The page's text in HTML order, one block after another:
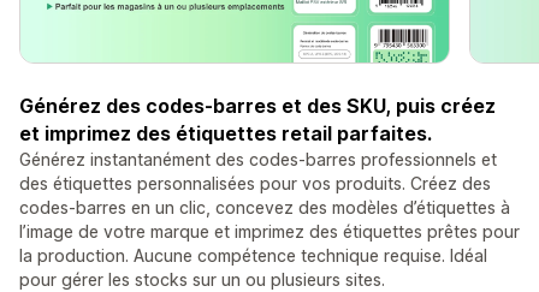
Générez des codes-barres et des SKU, puis créez
et imprimez des étiquettes retail parfaites.
Générez instantanément des codes-barres professionnels et
des étiquettes personnalisées pour vos produits. Créez des
codes-barres en un clic, concevez des modèles d’étiquettes à
l’image de votre marque et imprimez des étiquettes prêtes pour
la production. Aucune compétence technique requise. Idéal
pour gérer les stocks sur un ou plusieurs sites.